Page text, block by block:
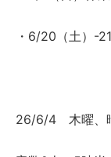
・6/20（土）-
26/6/4 木曜、